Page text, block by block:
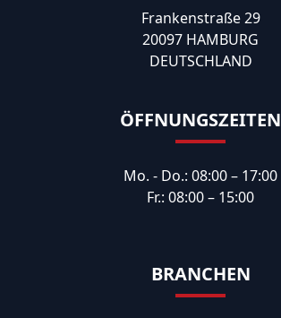
Frankenstraße 29
20097 HAMBURG
DEUTSCHLAND
ÖFFNUNGSZEITEN
Mo. - Do.: 08:00 – 17:00
Fr.: 08:00 – 15:00
BRANCHEN